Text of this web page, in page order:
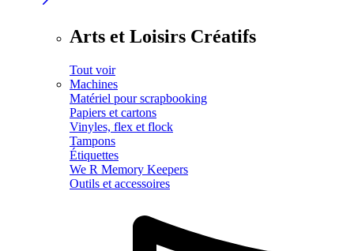
Arts et Loisirs Créatifs
Tout voir
Machines
Matériel pour scrapbooking
Papiers et cartons
Vinyles, flex et flock
Tampons
Étiquettes
We R Memory Keepers
Outils et accessoires